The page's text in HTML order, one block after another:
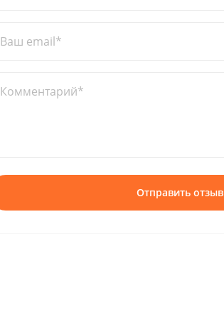
Ваш email*
Комментарий*
Отправить отзыв